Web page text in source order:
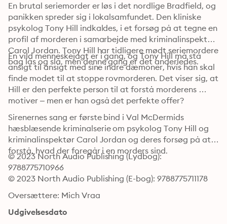
En brutal seriemorder er løs i det nordlige Bradfield, og
panikken spreder sig i lokalsamfundet. Den kliniske
psykolog Tony Hill indkaldes, i et forsøg på at tegne en
profil af morderen i samarbejde med kriminalinspektør
Carol Jordan. Tony Hill har tidligere mødt seriemordere
bag lås og slå, men denne gang er det anderledes.
En vild menneskejagt er i gang, og Tony Hill må stå
ansigt til ansigt med sine indre dæmoner, hvis han skal
finde modet til at stoppe rovmorderen. Det viser sig, at
Hill er den perfekte person til at forstå morderens
motiver – men er han også det perfekte offer?
Sirenernes sang er første bind i Val McDermids
hæsblæsende kriminalserie om psykolog Tony Hill og
kriminalinspektør Carol Jordan og deres forsøg på at
forstå, hvad der foregår i en morders sind.
© 2023 North Audio Publishing (Lydbog):
9788775710966
© 2023 North Audio Publishing (E-bog): 9788775711178
Oversættere: Mich Vraa
Udgivelsesdato